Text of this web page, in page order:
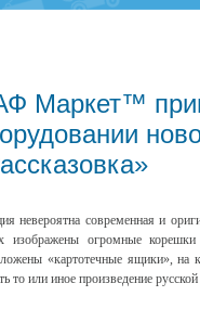
Маркет™
невероятна современная и
изображены огромные
«картотечные ящики»,
то или иное произведение